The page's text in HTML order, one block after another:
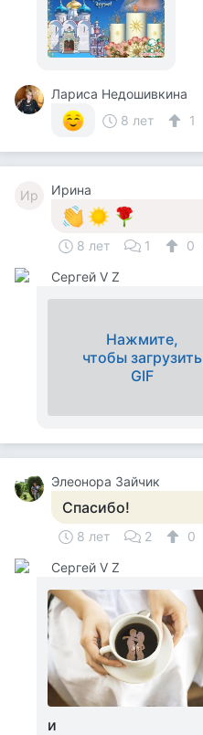
Лариса Недошивкина
8 лет
1
Ир Ирина
8 лет 1
0
Сергей V Z
Нажмите,
чтобы загрузить
GIF
Элеонора Зайчик
Спасибо!
8 лет 2
0
Сергей V Z
и